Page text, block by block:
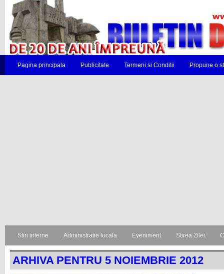
Pagina principala Publicitate Termeni si Conditii Propune o
Stiri interne Administratie locala Eveniment Stirea Zilei
ARHIVA PENTRU 5 NOIEMBRIE 2012